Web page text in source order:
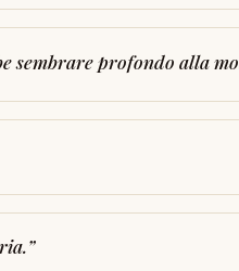
sembrare profondo alla
”